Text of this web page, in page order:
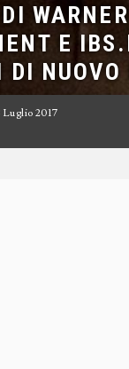
E
NUOVO
Luglio 2017